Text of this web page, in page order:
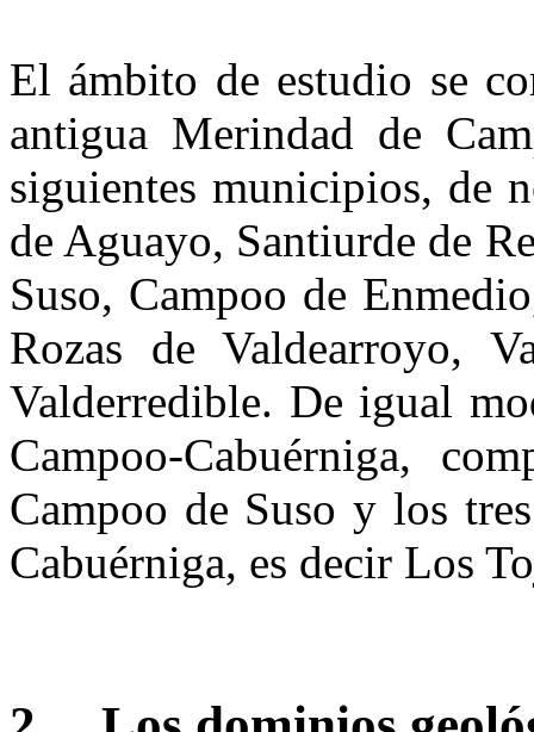
El ámbito de estudio se
antigua Merindad de
siguientes municipios, de
de Aguayo, Santiurde de
Suso, Campoo de
Rozas de Valdearroyo,
Valderredible. De igual
Campoo-Cabuérniga,
Campoo de Suso y los
Cabuérniga, es decir Los